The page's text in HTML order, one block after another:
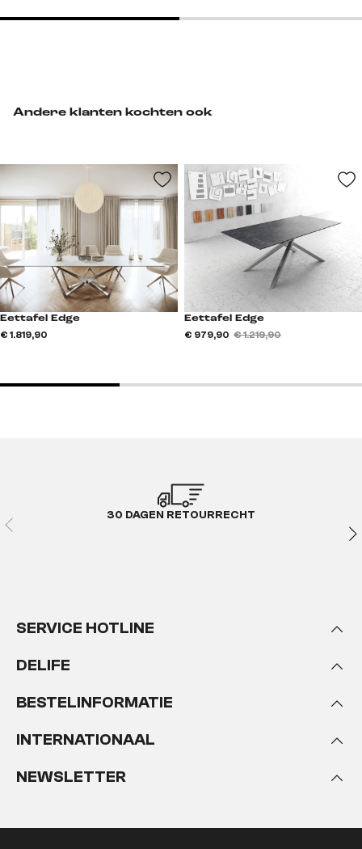
Andere klanten kochten ook
Eettafel Edge
€ 1.819,90
Eettafel Edge
€ 979,90 € 1.219,90
30 DAGEN RETOURRECHT
SERVICE HOTLINE
DELIFE
BESTELINFORMATIE
INTERNATIONAAL
NEWSLETTER